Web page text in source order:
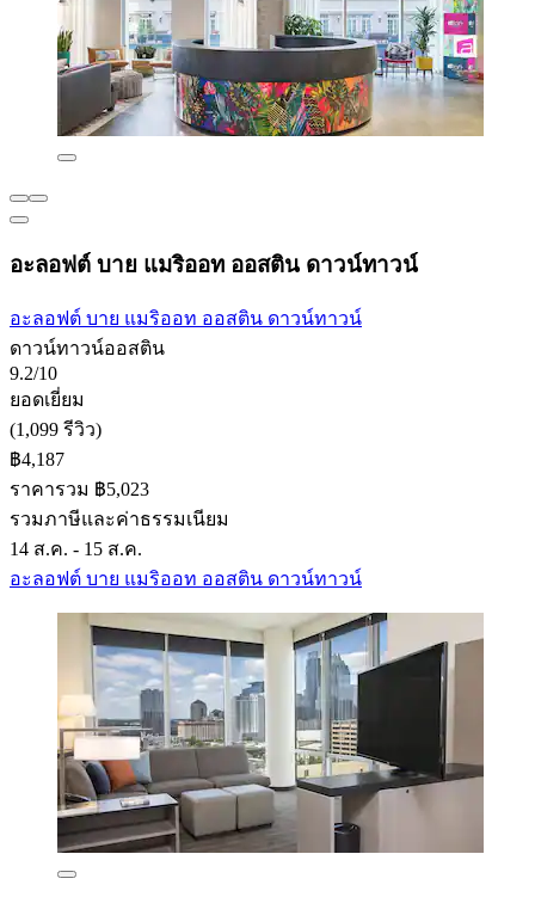
อะลอฟต์ บาย แมริออท ออสติน ดาวน์ทาวน์
อะลอฟต์ บาย แมริออท ออสติน ดาวน์ทาวน์
ดาวน์ทาวน์ออสติน
9.2/10
ยอดเยี่ยม
(1,099 รีวิว)
฿4,187
ราคารวม ฿5,023
รวมภาษีและค่าธรรมเนียม
14 ส.ค. - 15 ส.ค.
อะลอฟต์ บาย แมริออท ออสติน ดาวน์ทาวน์